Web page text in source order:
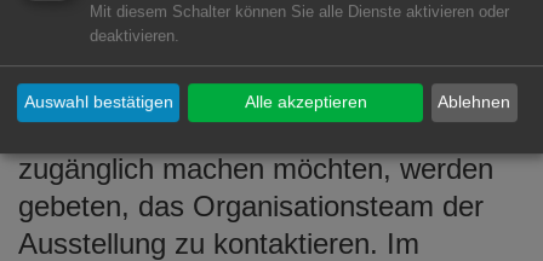
Eigentümerinnen und Eigentümer
Leihgabe zur Verfügung stellen und
damit der interessierten Öffentlichkeit
zugänglich machen möchten, werden
gebeten, das Organisationsteam der
Ausstellung zu kontaktieren. Im
Mit diesem Schalter können Sie alle Dienste aktivieren oder
deaktivieren.
Ablehnen
Auswahl bestätigen Alle akzeptieren